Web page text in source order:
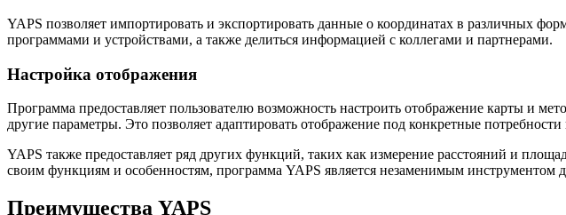
YAPS позволяет импортировать и экспортировать данные о координатах в различных
программами и устройствами, а также делиться информацией с коллегами и партнерами.
Настройка отображения
Программа предоставляет пользователю возможность настроить отображение карты и
другие параметры. Это позволяет адаптировать отображение под конкретные потребности
YAPS также предоставляет ряд других функций, таких как измерение расстояний и
своим функциям и особенностям, программа YAPS является незаменимым инструментом
Преимущества YAPS